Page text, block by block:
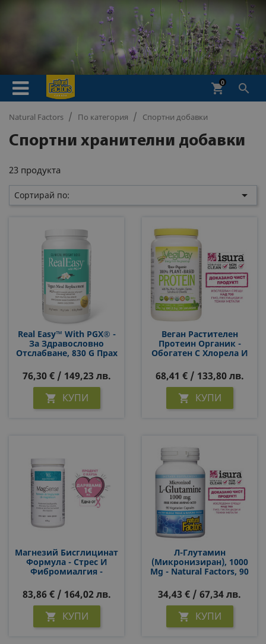

shopping_cart
0
Natural Factors По категория Спортни добавки
Спортни хранителни добавки
23 продукта
Сортирай по: 
Real Easy™ With PGX® -
За Здравословно
Отслабване, 830 G Прах
76,30 € / 149,23 лв.
 КУПИ
Веган Растителен
Протеин Органик -
Обогатен С Хлорела И
С Натурален Вкус
68,41 € / 133,80 лв.
 КУПИ
Магнезий Бисглицинат
Формула - Стрес И
Фибромиалгия -
MagSense®, 400 G, Прах
83,86 € / 164,02 лв.
 КУПИ
Л-Глутамин
(микронизиран), 1000
Mg - Natural Factors, 90
34,43 € / 67,34 лв.
 КУПИ